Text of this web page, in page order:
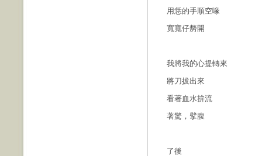
用恁的手順空喙
寬寬仔剺開
我將我的心提轉來
將刀拔出來
看著血水拚流
著驚，擘腹
了後